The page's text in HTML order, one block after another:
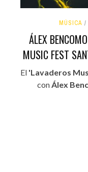
MÚSICA
ÁLEX
MUSIC FEST
El 'Lavaderos
con Álex